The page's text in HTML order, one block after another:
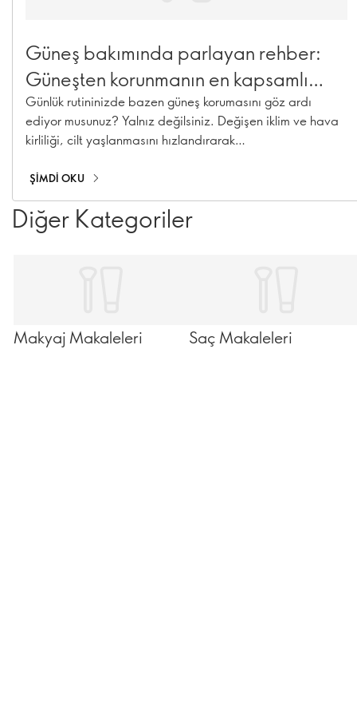
Güneş bakımında parlayan rehber:
Güneşten korunmanın en kapsamlı
rehberi
Günlük rutininizde bazen güneş korumasını göz ardı
ediyor musunuz? Yalnız değilsiniz. Değişen iklim ve hava
kirliliği, cilt yaşlanmasını hızlandırarak
neden olabilir. Geniş güneş bakım ürün yelpazemiz –
güneş kremleri, SPF’li nemlendiriciler ve SPF içeren makyaj
ürünleriyle – yıl boyunca cildinizi koruma altında
tutabilirsiniz!
ŞIMDI OKU
Diğer Kategoriler
Makyaj Makaleleri Saç Makaleleri